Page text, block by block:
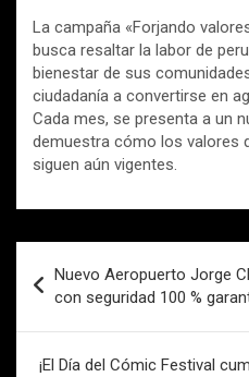
La campaña «Forjando
busca resaltar la labor de
bienestar de sus
ciudadanía a convertirse en
Cada mes, se presenta a un
demuestra cómo los valores
siguen aún vigentes.
de
entradas
Nuevo Aeropuerto Jorge
con seguridad 100 %
¡El Día del Cómic Festival